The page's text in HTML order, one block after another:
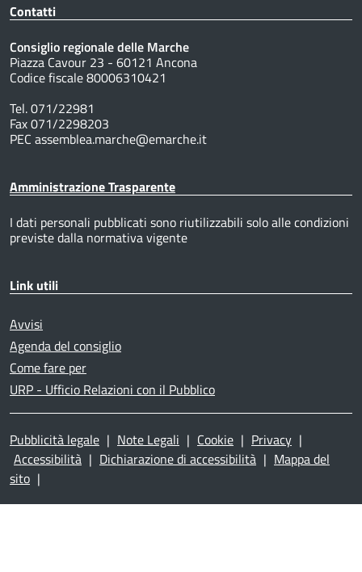
Contatti
Consiglio regionale delle Marche
Piazza Cavour 23 - 60121 Ancona
Codice fiscale 80006310421
Tel. 071/22981
Fax 071/2298203
PEC assemblea.marche@emarche.it
Amministrazione Trasparente
I dati personali pubblicati sono riutilizzabili solo alle condizioni
previste dalla normativa vigente
Link utili
Avvisi
Agenda del consiglio
Come fare per
URP - Ufficio Relazioni con il Pubblico
Pubblicità legale | Note Legali | Cookie | Privacy |
Accessibilità | Dichiarazione di accessibilità | Mappa del
sito |